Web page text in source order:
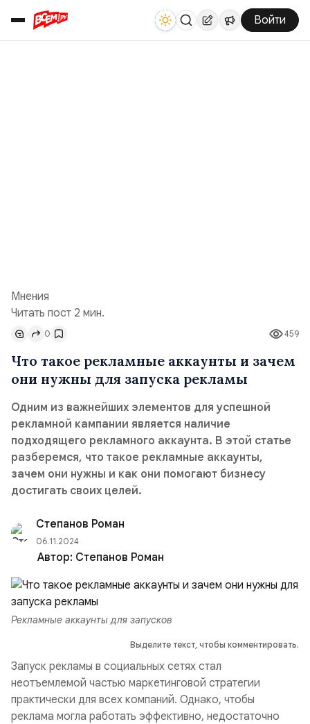
Войти
Мнения
Читать пост 2 мин.
459
0
Что такое рекламные аккаунты и зачем
они нужны для запуска рекламы
Одним из важнейших элементов для успешной
рекламной кампании является наличие
подходящего рекламного аккаунта. В этой статье
разберемся, что такое рекламные аккаунты,
зачем они нужны и как они помогают бизнесу
достигать своих целей.
Степанов Роман
06.11.2024
Автор: Степанов Роман
Рекламные аккаунты для запусков
Выделите текст, чтобы комментировать.
Запуск рекламы в социальных сетях стал
неотъемлемой частью маркетинговой стратегии
практически для всех компаний. Однако, чтобы
реклама могла работать эффективно, недостаточно